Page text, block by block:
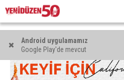
Android uygulamamız
Google Play'de mevcut